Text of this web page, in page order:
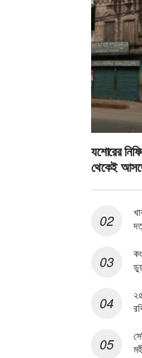
যশোরের
থেকেই